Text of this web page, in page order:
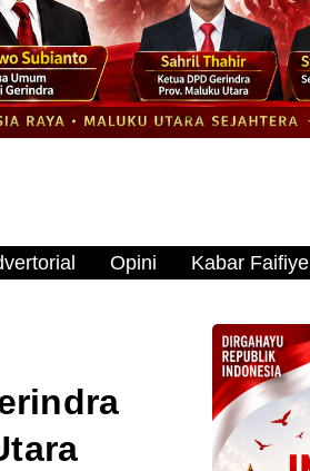
Opini Kabar Faifiye